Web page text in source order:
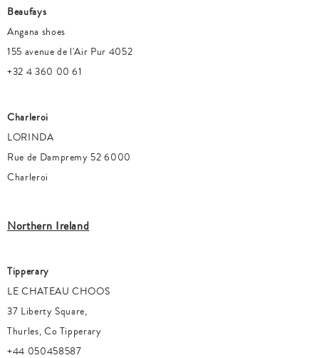
Beaufays
Angana shoes
155 avenue de l'Air Pur 4052
+32 4 360 00 61
Charleroi
LORINDA
Rue de Dampremy 52 6000
Charleroi
Northern Ireland
Tipperary
LE CHATEAU CHOOS
37 Liberty Square,
Thurles, Co Tipperary
+44 050458587